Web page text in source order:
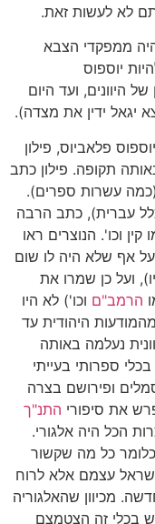
לא לעשות זאת.
ממפקדי הצבא
יוספוס
היוונים, ועד היום
יגאל ידין את מצדה).
פלאביוס, פילון
תקופה. פילון כתב
(כמה עשרות ספרים).
עברית), כתב הרבה
וכו'. הנוצרים ראו
אף שלא היה לו שום
ועל כן שמרו את
הרמב"ם וכו') לא היו
מהמודעות היהודית עד
היוונית נעלמה באותה
ספרותי בעייתי
ופירושם בצרה
את סיפורי התנ"ך
הכל היה אלגורי.
כל מה שקשור
עצמם אלא לרוח
מכיוון שהאלגוריה
בכלי זה הצטמצם